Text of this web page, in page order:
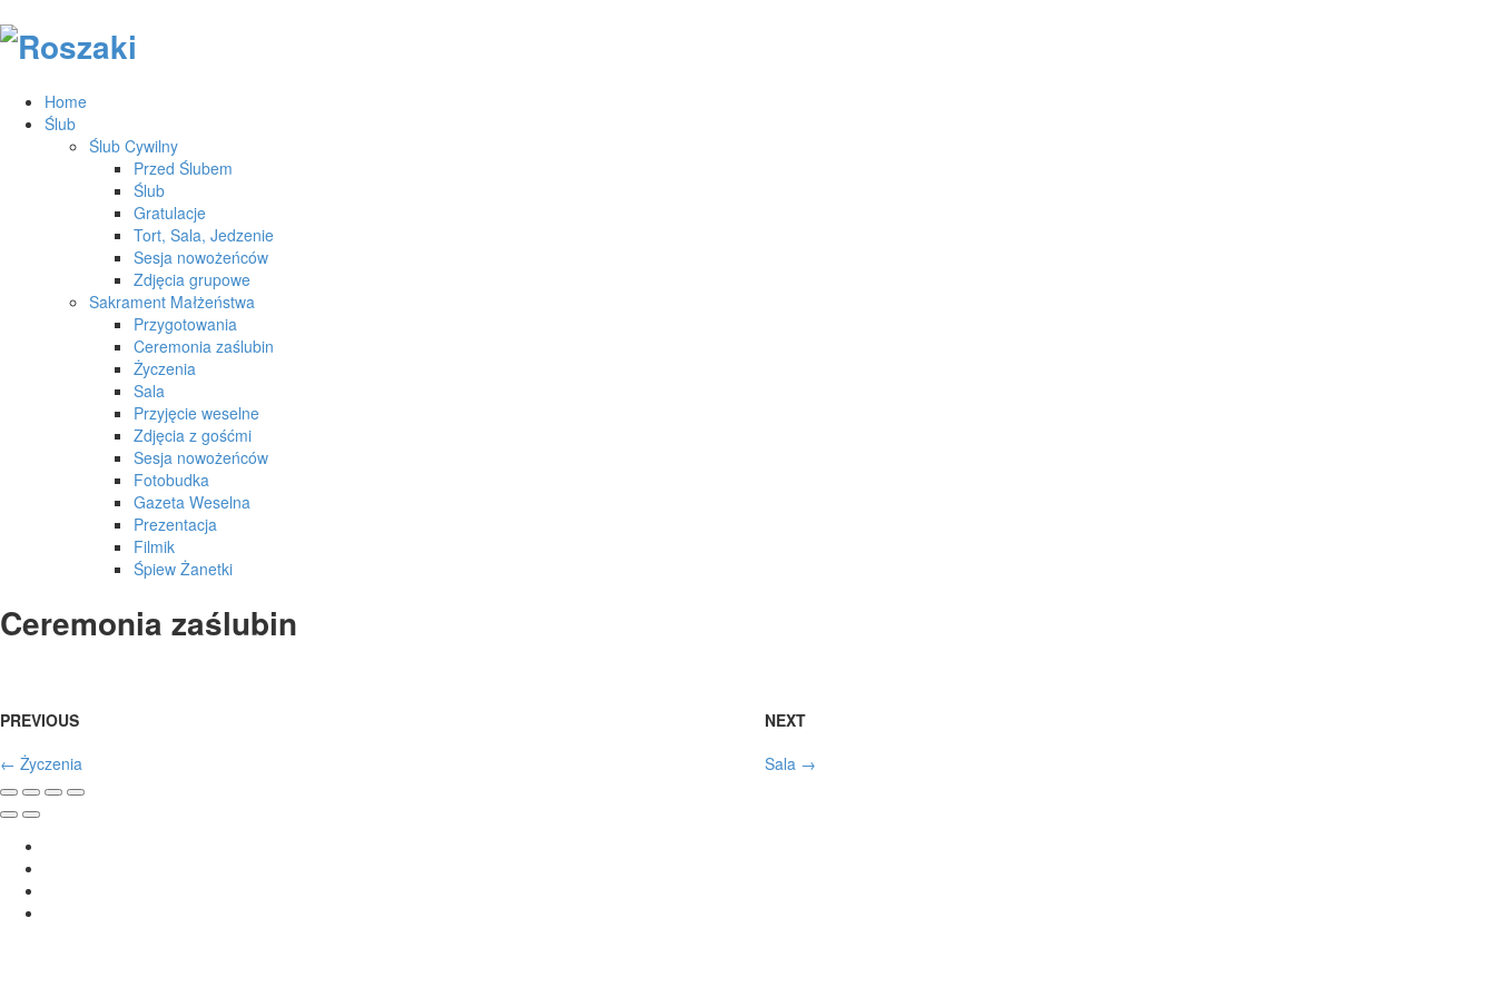
Home
Ślub
Ślub Cywilny
Przed Ślubem
Ślub
Gratulacje
Tort, Sala, Jedzenie
Sesja nowożeńców
Zdjęcia grupowe
Sakrament Małżeństwa
Przygotowania
Ceremonia zaślubin
Życzenia
Sala
Przyjęcie weselne
Zdjęcia z gośćmi
Sesja nowożeńców
Fotobudka
Gazeta Weselna
Prezentacja
Filmik
Śpiew Żanetki
Ceremonia zaślubin
PREVIOUS
← Życzenia
NEXT
Sala →